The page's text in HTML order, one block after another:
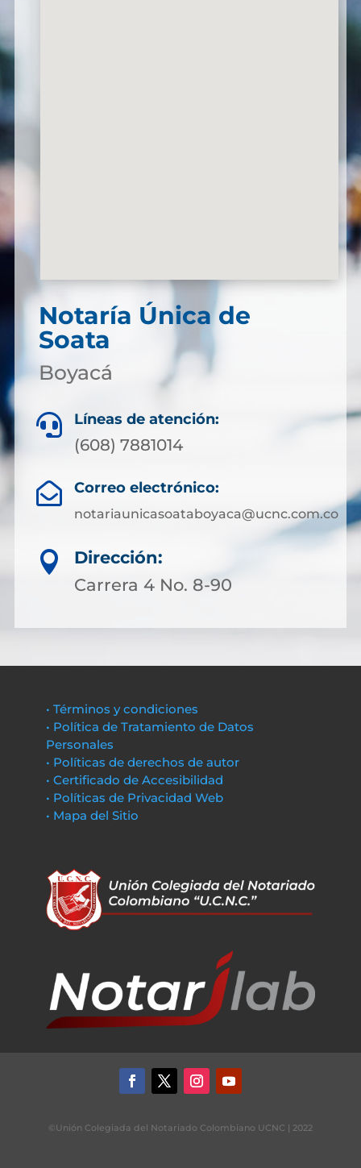
Notaría Única de
Soata
Boyacá
 Líneas de atención:
(608) 7881014
 Correo electrónico:
notariaunicasoataboyaca@ucnc.com.co

Dirección:
Carrera 4 No. 8-90
• Términos y condiciones
• Política de Tratamiento de Datos
Personales
• Políticas de derechos de autor
• Certificado de Accesibilidad
• Políticas de Privacidad Web
• Mapa del Sitio
©Unión Colegiada del Notariado Colombiano UCNC | 2022